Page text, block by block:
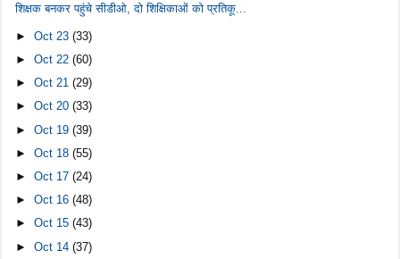
शिक्षक बनकर पहुंचे सीडीओ, दो शिक्षिकाओं को प्रतिकू...
►Oct 23(33)
►Oct 22(60)
►Oct 21(29)
►Oct 20(33)
►Oct 19(39)
►Oct 18(55)
►Oct 17(24)
►Oct 16(48)
►Oct 15(43)
►Oct 14(37)